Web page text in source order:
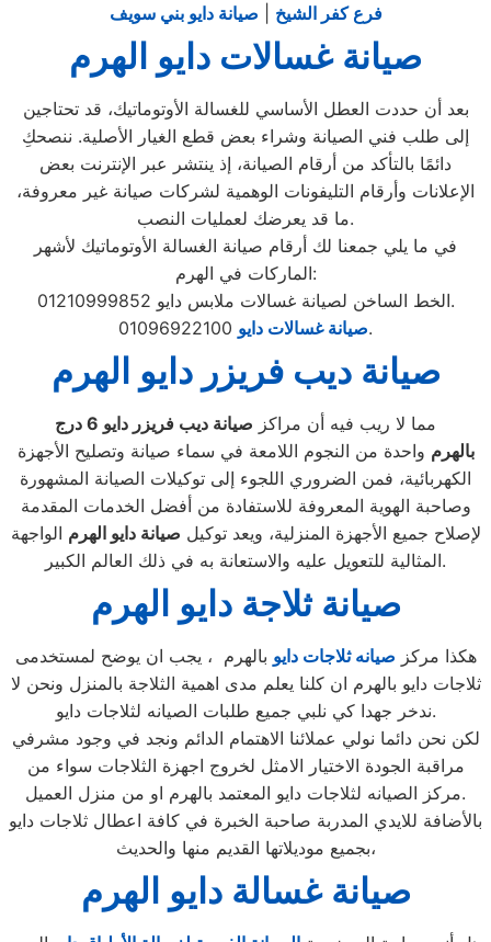
فرع كفر الشيخ
صيانة دايو بني سويف
صيانة غسالات دايو الهرم
بعد أن حددت العطل الأساسي للغسالة الأوتوماتيك، قد تحتاجين
إلى طلب فني الصيانة وشراء بعض قطع الغيار الأصلية. ننصحكِ
دائمًا بالتأكد من أرقام الصيانة، إذ ينتشر عبر الإنترنت بعض
الإعلانات وأرقام التليفونات الوهمية لشركات صيانة غير معروفة،
ما قد يعرضك لعمليات النصب.
في ما يلي جمعنا لك أرقام صيانة الغسالة الأوتوماتيك لأشهر
الماركات في الهرم:
الخط الساخن لصيانة غسالات ملابس دايو 01210999852.
صيانة غسالات دايو01096922100.
صيانة ديب فريزر دايو الهرم
مما لا ريب فيه أن مراكز صيانة ديب فريزر دايو
درج
بالهرم واحدة من النجوم اللامعة في سماء صيانة وتصليح الأجهزة
الكهربائية، فمن الضروري اللجوء إلى توكيلات الصيانة المشهورة
وصاحبة الهوية المعروفة للاستفادة من أفضل الخدمات المقدمة
لإصلاح جميع الأجهزة المنزلية، ويعد توكيل صيانة دايو الهرم الواجهة
المثالية للتعويل عليه والاستعانة به في ذلك العالم الكبير.
صيانة ثلاجة دايو الهرم
هكذا مركز صيانه ثلاجات دايو بالهرم ، يجب ان يوضح لمستخدمى
ثلاجات دايو بالهرم ان كلنا يعلم مدى اهمية الثلاجة بالمنزل ونحن لا
ندخر جهدا كي نلبي جميع طلبات الصيانه لثلاجات دايو.
لكن نحن دائما نولي عملائنا الاهتمام الدائم ونجد في وجود مشرفي
مراقبة الجودة الاختيار الامثل لخروج اجهزة الثلاجات سواء من
مركز الصيانه لثلاجات دايو المعتمد بالهرم او من منزل العميل.
بالأضافة للايدي المدربة صاحبة الخبرة في كافة اعطال ثلاجات دايو
بجميع موديلاتها القديم منها والحديث،
صيانة غسالة دايو الهرم